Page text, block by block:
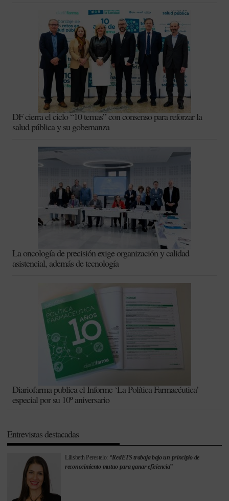
DF cierra el ciclo “10 temas” con consenso para reforzar la
salud pública y su gobernanza
La oncología de precisión exige organización y calidad
asistencial, además de tecnología
Diariofarma publica el Informe ‘La Política Farmacéutica’
especial por su 10º aniversario
Entrevistas destacadas
Lilisbeth Perestelo: “RedETS trabaja bajo un principio de
reconocimiento mutuo para ganar eficiencia”